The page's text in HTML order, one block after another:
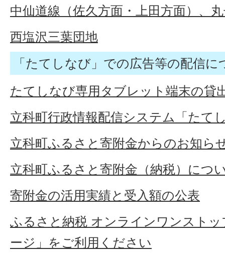
中仙道線（佐久方面・上田方面）、
西塩沢三葉団地
「たてしなび」での広告等の配信に
たてしなび専用タブレット端末の貸
立科町行政情報配信システム「たて
立科町ふるさと寄附金からのお知ら
立科町ふるさと寄附金（納税）につ
寄附金の活用実績と受入額の公表
ふるさと納税 オンラインワンスト
ージ」をご利用ください